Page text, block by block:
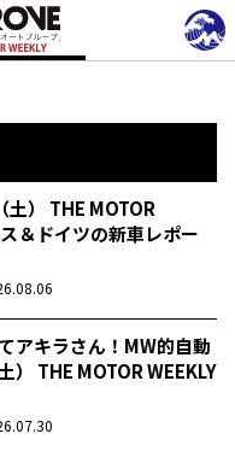
土） THE MOTOR
＆ドイツの新車レポー
アキラさん！MW的自動
） THE MOTOR WEEKLY